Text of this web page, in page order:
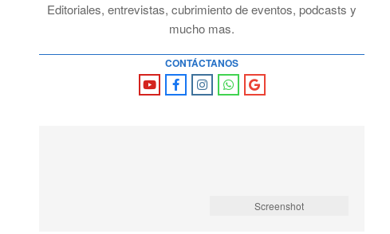
Editoriales, entrevistas, cubrimiento de eventos, podcasts y
mucho mas.
CONTÁCTANOS
Screenshot